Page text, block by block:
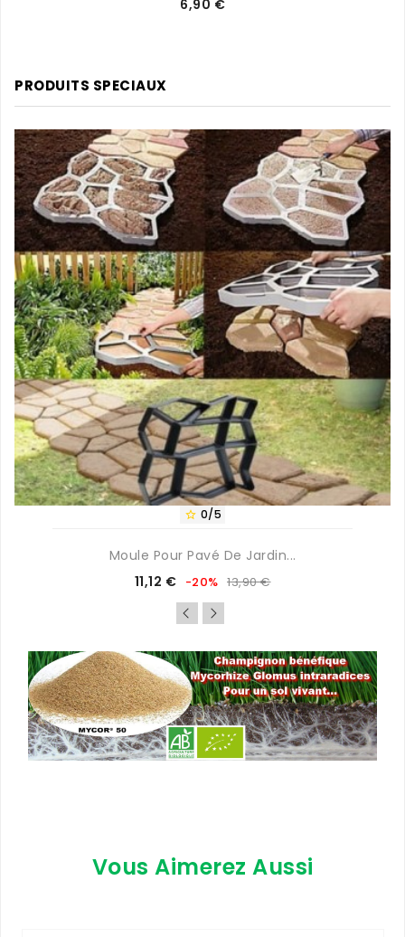
Prix
6,90 €
PRODUITS SPECIAUX
 0/5
Moule Pour Pavé De Jardin...
Prix
11,12 € Prix
de
base
-20% 13,90 €
Vous Aimerez Aussi